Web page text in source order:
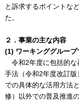
と訴求するポイントな
た。
２．事業の主な内容
(1) ワーキンググループ
令和2年度に包括的な
手法（令和2年度改訂
での具体的な活用方法
修）以外での普及推進